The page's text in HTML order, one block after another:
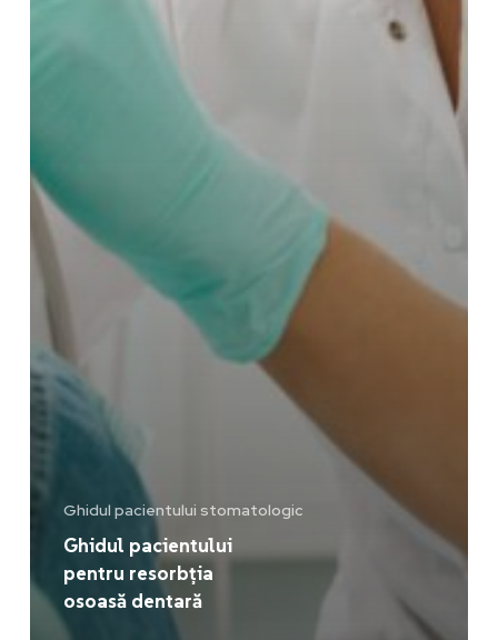
Ghidul pacientului stomatologic
Ghidul pacientului
pentru resorbția
osoasă dentară